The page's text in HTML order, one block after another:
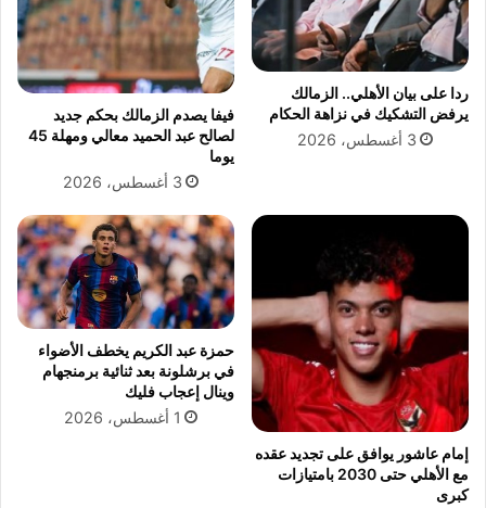
ل
س
ي
ن
م
ا
ص
ر
"
ز
ب
ي
د
ة
ر
و
ش
ا
م
ل
.
.
ذ
ر
غ
ر
ب
م
ن
ا
ل
ت
د
ردا على بيان الأهلي.. الزمالك
يرفض التشكيك في نزاهة الحكام
3 أغسطس، 2026
فيفا يصدم الزمالك بحكم جديد
لصالح عبد الحميد معالي ومهلة 45
يوما
3 أغسطس، 2026
إمام عاشور يوافق على تجديد عقده
مع الأهلي حتى 2030 بامتيازات
كبرى
حمزة عبد الكريم يخطف الأضواء
في برشلونة بعد ثنائية برمنجهام
وينال إعجاب فليك
1 أغسطس، 2026